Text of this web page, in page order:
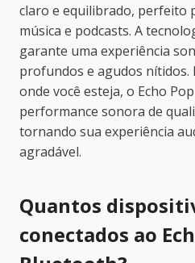
claro e equilibrado, perfeito
música e podcasts. A
garante uma experiência
profundos e agudos nítidos.
onde você esteja, o Echo
performance sonora de
tornando sua experiência
agradável.
Quantos
conectados ao